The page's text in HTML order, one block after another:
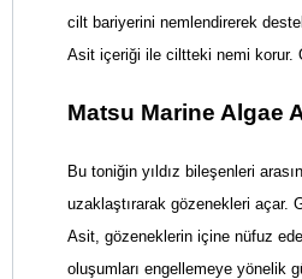
cilt bariyerini nemlendirerek
Asit içeriği ile ciltteki nemi korur.
Matsu Marine Algae
Bu toniğin yıldız bileşenleri
uzaklaştırarak gözenekleri açar.
Asit, gözeneklerin içine nüfuz
oluşumları engellemeye yönelik